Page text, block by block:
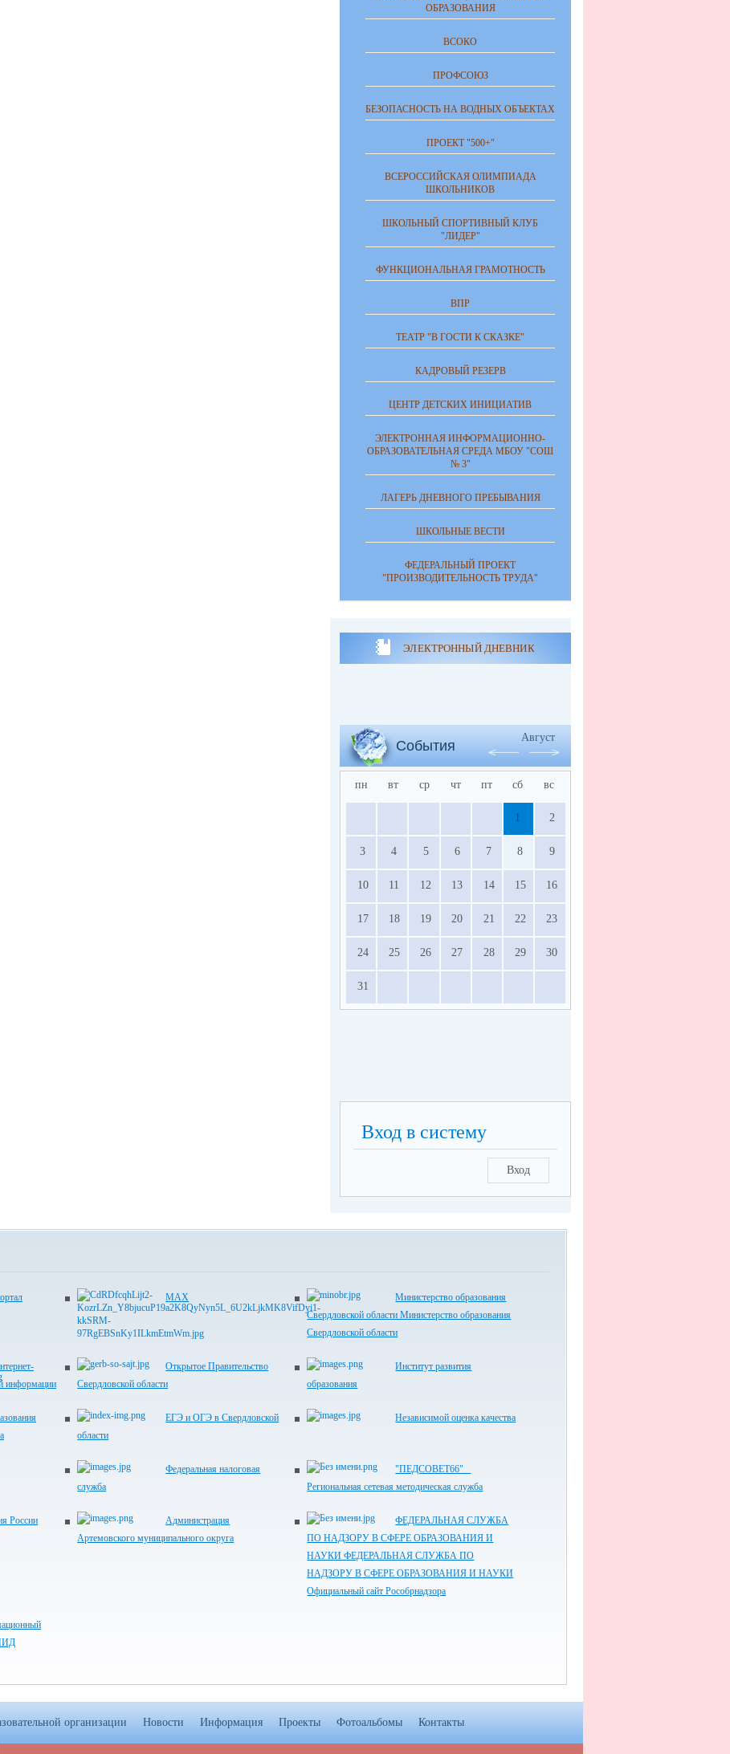
ОБРАЗОВАНИЯ
ВСОКО
ПРОФСОЮЗ
БЕЗОПАСНОСТЬ НА ВОДНЫХ ОБЪЕКТАХ
ПРОЕКТ "500+"
ВСЕРОССИЙСКАЯ ОЛИМПИАДА
ШКОЛЬНИКОВ
ШКОЛЬНЫЙ СПОРТИВНЫЙ КЛУБ
"ЛИДЕР"
ФУНКЦИОНАЛЬНАЯ ГРАМОТНОСТЬ
ВПР
ТЕАТР "В ГОСТИ К СКАЗКЕ"
КАДРОВЫЙ РЕЗЕРВ
ЦЕНТР ДЕТСКИХ ИНИЦИАТИВ
ЭЛЕКТРОННАЯ ИНФОРМАЦИОННО-
ОБРАЗОВАТЕЛЬНАЯ СРЕДА МБОУ "СОШ
№ 3"
ЛАГЕРЬ ДНЕВНОГО ПРЕБЫВАНИЯ
ШКОЛЬНЫЕ ВЕСТИ
ФЕДЕРАЛЬНЫЙ ПРОЕКТ
"ПРОИЗВОДИТЕЛЬНОСТЬ ТРУДА"
ЭЛЕКТРОННЫЙ ДНЕВНИК
События
Август
пн вт ср чт пт сб вс
1 2
3 4 5 6 7 8 9
10 11 12 13 14 15 16
17 18 19 20 21 22 23
24 25 26 27 28 29 30
31
Вход в систему
Вход
MAX
Министерство образования
Свердловской области Министерство образования
Свердловской области
информации
Открытое Правительство
Свердловской области
Институт развития
образования
ЕГЭ и ОГЭ в Свердловской
области
Независимой оценка качества
Федеральная налоговая
служба
"ПЕДСОВЕТ66"
Региональная сетевая методическая служба
России
Администрация
Артемовского муниципального округа
ФЕДЕРАЛЬНАЯ СЛУЖБА
ПО НАДЗОРУ В СФЕРЕ ОБРАЗОВАНИЯ И
НАУКИ ФЕДЕРАЛЬНАЯ СЛУЖБА ПО
НАДЗОРУ В СФЕРЕ ОБРАЗОВАНИЯ И НАУКИ
Официальный сайт Рособрнадзора
организации Новости Информация Проекты Фотоальбомы Контакты